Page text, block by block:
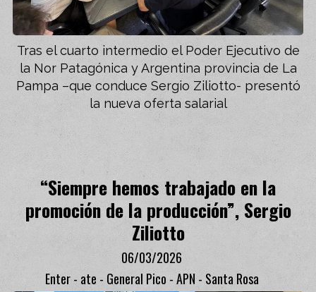
Tras el cuarto intermedio el Poder Ejecutivo de
la Nor Patagónica y Argentina provincia de La
Pampa –que conduce Sergio Ziliotto- presentó
la nueva oferta salarial
“Siempre hemos trabajado en la
promoción de la producción”, Sergio
Ziliotto
Enter - ate - General Pico - APN - Santa Rosa
06/03/2026